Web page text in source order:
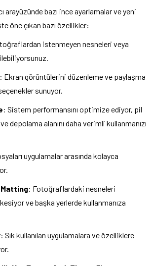
arayüzünde bazı ince ayarlamalar ve yeni
öne çıkan bazı özellikler:
istenmeyen nesneleri veya
: Ekran görüntülerini düzenleme ve paylaşma
sunuyor.
: Sistem performansını optimize ediyor, pil
depolama alanını daha verimli kullanmanızı
uygulamalar arasında kolayca
: Fotoğraflardaki nesneleri
ve başka yerlerde kullanmanıza
: Sık kullanılan uygulamalara ve özelliklere